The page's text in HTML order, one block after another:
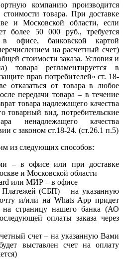
компанию производится
товара. При доставке
и Московской области, если
более 50 000 руб., требуется
офисе, банковской картой
на расчетный счет)
стоимости заказа. Условия и
товара регламентируется в
прав потребителей» ст. 18-
отказаться от товара в любое
передачи товара – в течение
товара надлежащего качества
товарный вид, потребительские
ненадлежащего качества
с законом ст.18-24. (ст.26.1 п.5)
из следующих способов:
– в офисе или при доставке
и Московской области
или МИР – в офисе
(СБП) – на указанную
и/или на Whats App придет
на страницу нашего банка (АО
оплаты заказа через
счет – на указанную Вами
выставлен счет на оплату